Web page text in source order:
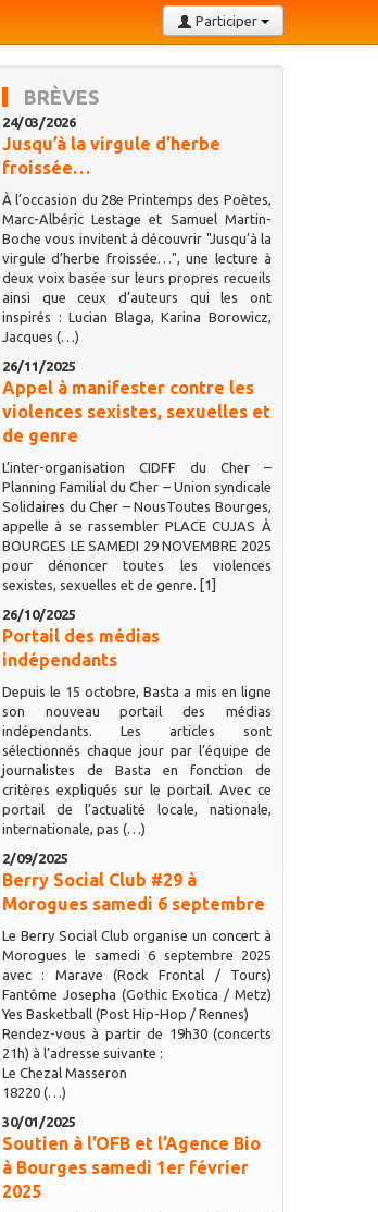
Participer
BRÈVES
24/03/2026
Jusqu’à la virgule d’herbe
froissée…
À l’occasion du 28e Printemps des Poètes,
Marc-Albéric Lestage et Samuel Martin-
Boche vous invitent à découvrir "Jusqu’à la
virgule d’herbe froissée…", une lecture à
deux voix basée sur leurs propres recueils
ainsi que ceux d’auteurs qui les ont
inspirés : Lucian Blaga, Karina Borowicz,
Jacques (…)
26/11/2025
Appel à manifester contre les
violences sexistes, sexuelles et
de genre
L’inter-organisation CIDFF du Cher –
Planning Familial du Cher – Union syndicale
Solidaires du Cher – NousToutes Bourges,
appelle à se rassembler PLACE CUJAS À
BOURGES LE SAMEDI 29 NOVEMBRE 2025
pour dénoncer toutes les violences
sexistes, sexuelles et de genre. [1]
26/10/2025
Portail des médias
indépendants
Depuis le 15 octobre, Basta a mis en ligne
son nouveau portail des médias
indépendants. Les articles sont
sélectionnés chaque jour par l’équipe de
journalistes de Basta en fonction de
critères expliqués sur le portail. Avec ce
portail de l’actualité locale, nationale,
internationale, pas (…)
2/09/2025
Berry Social Club #29 à
Morogues samedi 6 septembre
Le Berry Social Club organise un concert à
Morogues le samedi 6 septembre 2025
avec : Marave (Rock Frontal / Tours)
Fantôme Josepha (Gothic Exotica / Metz)
Yes Basketball (Post Hip-Hop / Rennes)
Rendez-vous à partir de 19h30 (concerts
21h) à l’adresse suivante :
Le Chezal Masseron
18220 (…)
30/01/2025
Soutien à l’OFB et l’Agence Bio
à Bourges samedi 1er février
2025